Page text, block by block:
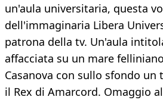
un'aula universitaria, questa
dell'immaginaria Libera
patrona della tv. Un'aula
affacciata su un mare
Casanova con sullo sfondo
il Rex di Amarcord. Omaggio